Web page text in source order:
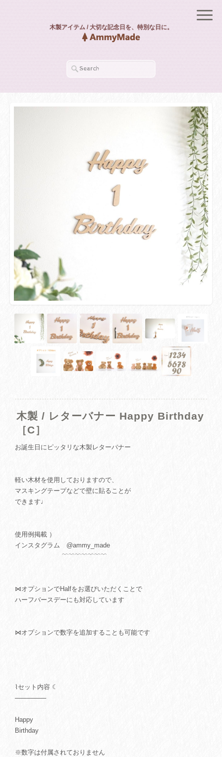
木製アイテム / 大切な記念日を、特別な日に。
木製 / レターバナー Happy Birthday
［C］
お誕生日にピッタリな木製レターバナー
軽い木材を使用しておりますので、
マスキングテープなどで壁に貼ることが
できます♩
使用例掲載 ）
インスタグラム @ammy_made
﹌﹌﹌﹌﹌﹌﹌
⋈オプションでHalfをお選びいただくことで
ハーフバースデーにも対応しています
⋈オプションで数字を追加することも可能です
⌇セット内容 ☾
───────
Happy
Birthday
※数字は付属されておりません